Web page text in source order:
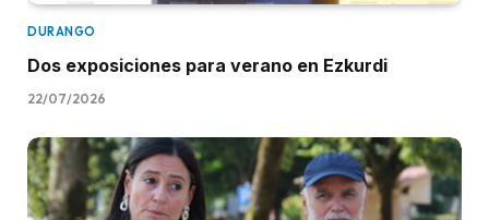
DURANGO
Dos exposiciones para verano en Ezkurdi
22/07/2026